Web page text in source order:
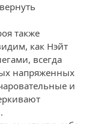
также
как Нэйт
всегда
напряженных
и